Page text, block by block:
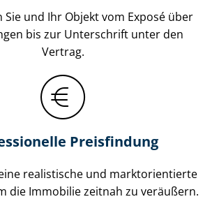
Sie und Ihr Objekt vom Exposé über
bis zur Unterschrift unter den
Vertrag.
Preisfindung
realistische und markt­ori­en­tier­te
die Immobilie zeitnah zu veräußern.